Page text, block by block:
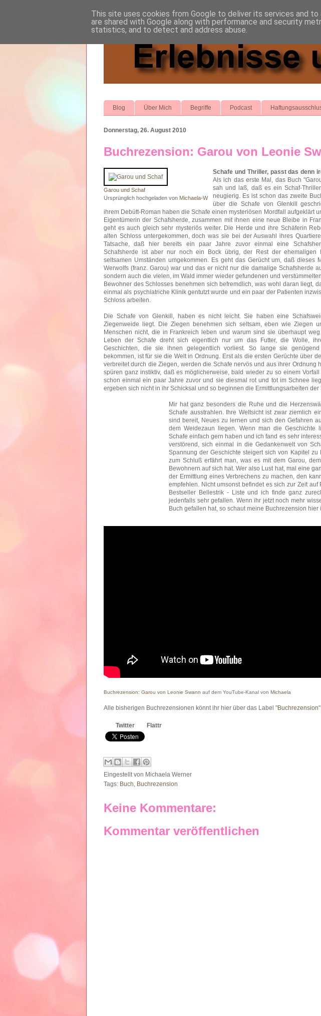
Blog Über Mich Begriffe Podcast
Donnerstag, 26. August 2010
Buchrezension: Garou von Leonie
Garou und Schaf
Ursprünglich hochgeladen von Michaela-W
Schafe und Thriller, passt das denn
Als ich das erste Mal, das Buch
sah und laß, daß es ein Schaf-
neugierig. Es ist schon das zweite
über die Schafe von Glenkill
ihrem Debütt-Roman haben die Schafe einen mysteriösen Mordfall aufgeklärt
Eigentümerin der Schafsherde, zusammen mit ihnen eine neue Bleibe in
geht es auch gleich sehr mysteriös weiter. Die Herde und ihre Schäferin
alten Schloss untergekommen, doch was sie bei der Auswahl ihres
Tatsache, daß hier bereits ein paar Jahre zuvor einmal eine
Schafsherde ist aber nur noch ein Bock übrig, der Rest der ehemaligen
seltsamen Umständen umgekommen. Es geht das Gerücht um, daß dieses
Werwolfs (franz. Garou) war und das er nicht nur die damalige Schafsherde
sondern auch die vielen, im Wald immer wieder gefundenen und
Bewohner des Schlosses benehmen sich befremdlich, was wohl daran liegt,
einmal als psychiatriche Klinik gentutzt wurde und ein paar der Patienten
Schloss arbeiten.
Die Schafe von Glenkill, haben es nicht leicht. Sie haben eine
Ziegenweide liegt. Die Ziegen benehmen sich seltsam, eben wie Ziegen
Menschen nicht, die in Frankreich leben und warum sind sie überhaupt
Leben der Schafe dreht sich eigentlich nur um das Futter, die Wolle,
Geschichten, die sie ihnen gelegentlich vorliest. So lange sie
bekommen, ist für sie die Welt in Ordnung. Erst als die ersten Gerüchte über
verbreitet durch die Ziegen, werden die Schafe nervös und aus ihrer Ordnung
spüren ganz instiktiv, daß es möglicherweise, bald wieder zu so einem
schon einmal ein paar Jahre zuvor und sie diesmal rot und tot im Schnee
ergeben sich nicht in ihr Schicksal und so beginnen die Ermittlungsarbeiten der
Mir hat ganz besonders die Ruhe und die
Schafe ausstrahlen. Ihre Weltsicht ist zwar ziemlich
sind bereit, Neues zu lernen und sich den Gefahren
dem Weidezaun liegen. Wenn man die Geschichte
Schafe einfach gern haben und ich fand es sehr
verstörend, sich einmal in die Gedankenwelt von
Spannung der Geschichte steigert sich von Kapitel zu
zum Schluß erfährt man, was es mit dem Garou,
Bewohnern auf sich hat. Wer also Lust hat, mal eine
der Ermittlung eines Verbrechens zu machen, den
empfehlen. Nicht umsonst befindet es sich zur Zeit auf
Bestseller Bellestrik - Liste und ich finde ganz
jedenfalls sehr gefallen. Wenn ihr jetzt noch mehr
Buch gefallen hat, so schaut meine Buchrezension hier
Buchrezension: Garou von Leonie Swann auf dem YouTube-Kanal von Michaela
Alle bisherigen Buchrezensionen könnt ihr hier über das Label "Buchrezension
Twitter Flattr
Eingestellt von Michaela Werner
Tags: Buch Buchrezension
Keine Kommentare:
Kommentar veröffentlichen
This site uses cookies from Google to deliver its services and
are shared with Google along with performance and security
statistics, and to detect and address abuse.